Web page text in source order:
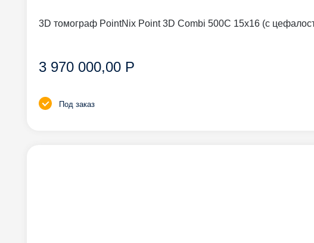
3D томограф PointNix Point 3D Combi 500C 15х16 (с
3 970 000,00 Р
Под заказ